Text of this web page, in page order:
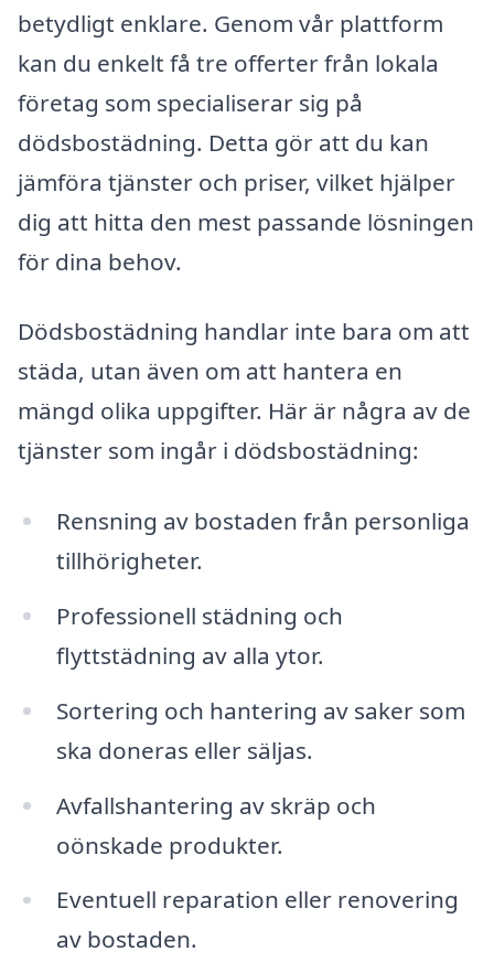
betydligt enklare. Genom vår plattform
kan du enkelt få tre offerter från lokala
företag som specialiserar sig på
dödsbostädning. Detta gör att du kan
jämföra tjänster och priser, vilket hjälper
dig att hitta den mest passande lösningen
för dina behov.
Dödsbostädning handlar inte bara om att
städa, utan även om att hantera en
mängd olika uppgifter. Här är några av de
tjänster som ingår i dödsbostädning:
Rensning av bostaden från personliga
tillhörigheter.
Professionell städning och
flyttstädning av alla ytor.
Sortering och hantering av saker som
ska doneras eller säljas.
Avfallshantering av skräp och
oönskade produkter.
Eventuell reparation eller renovering
av bostaden.